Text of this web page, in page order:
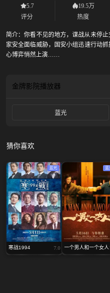
5.7
评分
19.5万
热度
简介：你看不见的地方，谍战从未停
家安全面临威胁，国安小组迅速行动
心博弈悄然上演……
金牌影院播放器
蓝光
猜你喜欢
蓝光
寒战1994 7.0
蓝
一个男人和一个女人